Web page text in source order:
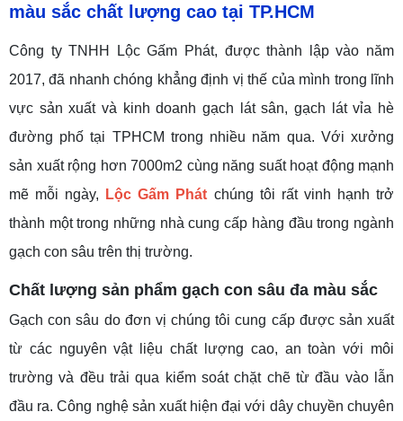
màu sắc chất lượng cao tại TP.HCM
Công ty TNHH Lộc Gấm Phát, được thành lập vào năm
2017, đã nhanh chóng khẳng định vị thế của mình trong lĩnh
vực sản xuất và kinh doanh gạch lát sân, gạch lát vỉa hè
đường phố tại TPHCM trong nhiều năm qua. Với xưởng
sản xuất rộng hơn 7000m2 cùng năng suất hoạt động mạnh
mẽ mỗi ngày,
Lộc Gấm Phát chúng tôi rất vinh hạnh trở
thành một trong những nhà cung cấp hàng đầu trong ngành
gạch con sâu trên thị trường.
Chất lượng sản phẩm gạch con sâu đa màu sắc
Gạch con sâu do đơn vị chúng tôi cung cấp được sản xuất
từ các nguyên vật liệu chất lượng cao, an toàn với môi
trường và đều trải qua kiểm soát chặt chẽ từ đầu vào lẫn
đầu ra. Công nghệ sản xuất hiện đại với dây chuyền chuyên